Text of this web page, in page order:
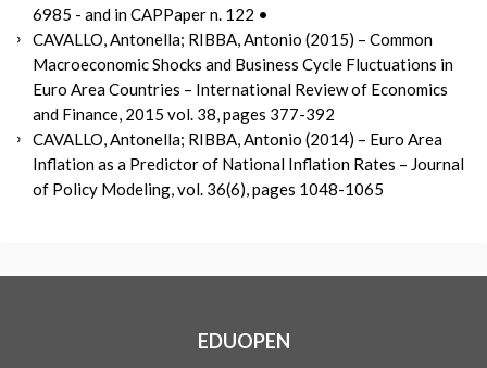
6985 - and in CAPPaper n. 122 •
CAVALLO, Antonella; RIBBA, Antonio (2015) – Common
Macroeconomic Shocks and Business Cycle Fluctuations in
Euro Area Countries – International Review of Economics
and Finance, 2015 vol. 38, pages 377-392
CAVALLO, Antonella; RIBBA, Antonio (2014) – Euro Area
Inflation as a Predictor of National Inflation Rates – Journal
of Policy Modeling, vol. 36(6), pages 1048-1065
EDUOPEN